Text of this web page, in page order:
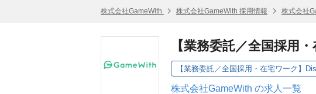
株式会社GameWith 株式会社GameWith 採用情報 株式会社
【業務委託／全国採用
【業務委託／全国採用・在宅ワーク】
株式会社GameWith の求人一覧